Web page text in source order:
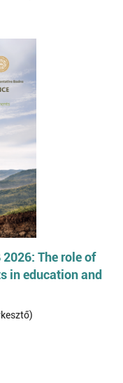
The role of
in education and